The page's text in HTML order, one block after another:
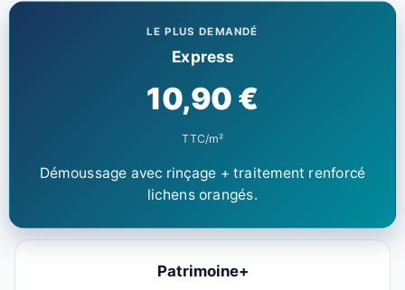
LE PLUS DEMANDÉ
Express
10,90 €
TTC/m²
Démoussage avec rinçage + traitement renforcé
lichens orangés.
Patrimoine+